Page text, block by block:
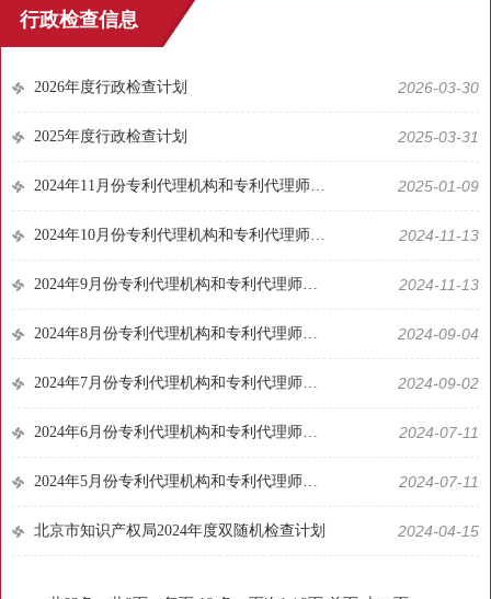
行政检查信息
2026年度行政检查计划 2026-03-30
2025年度行政检查计划 2025-03-31
2025-01-09
2024-11-13
2024-11-13
2024-09-04
2024-09-02
2024-07-11
2024-07-11
北京市知识产权局2024年度双随机检查计划 2024-04-15